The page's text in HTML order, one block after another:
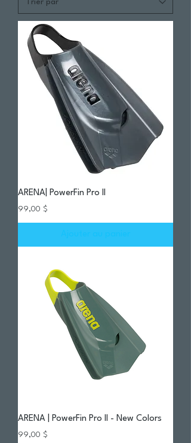
ARENA| PowerFin Pro II
Prix
99,00 $
ARENA | PowerFin Pro II - New Colors
Prix
99,00 $